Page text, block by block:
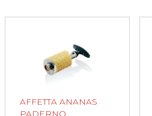
AFFETTA ANANAS
PADERNO